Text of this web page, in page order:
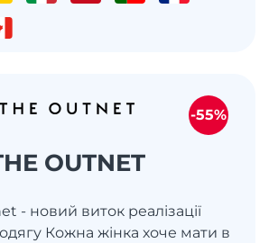
OUTNET
- новий виток реалізації
Кожна жінка хоче мати в
-55%